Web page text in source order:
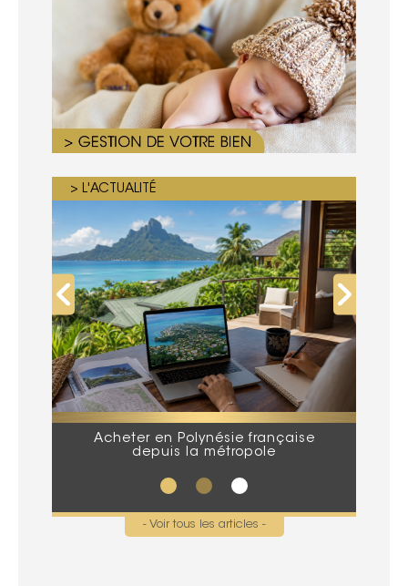
> L'ACTUALITÉ
Acheter en Polynésie française
depuis la métropole
- Voir tous les articles -